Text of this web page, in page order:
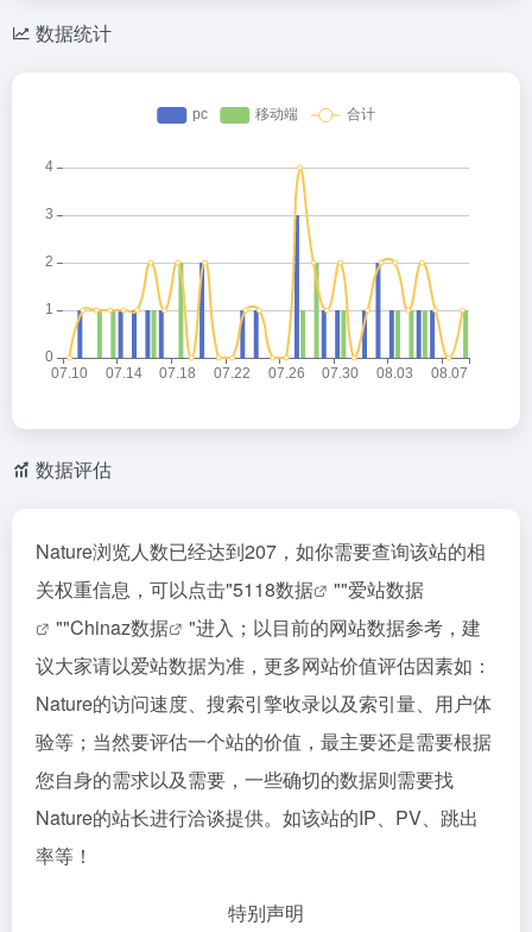
数据统计
数据评估
Nature浏览人数已经达到207，如你需要查询该站的相
关权重信息，可以点击"5118数据 ""爱站数据
""Chinaz数据
"进入；以目前的网站数据参考，建
议大家请以爱站数据为准，更多网站价值评估因素如：
Nature的访问速度、搜索引擎收录以及索引量、用户体
验等；当然要评估一个站的价值，最主要还是需要根据
您自身的需求以及需要，一些确切的数据则需要找
Nature的站长进行洽谈提供。如该站的IP、PV、跳出
率等！
特别声明